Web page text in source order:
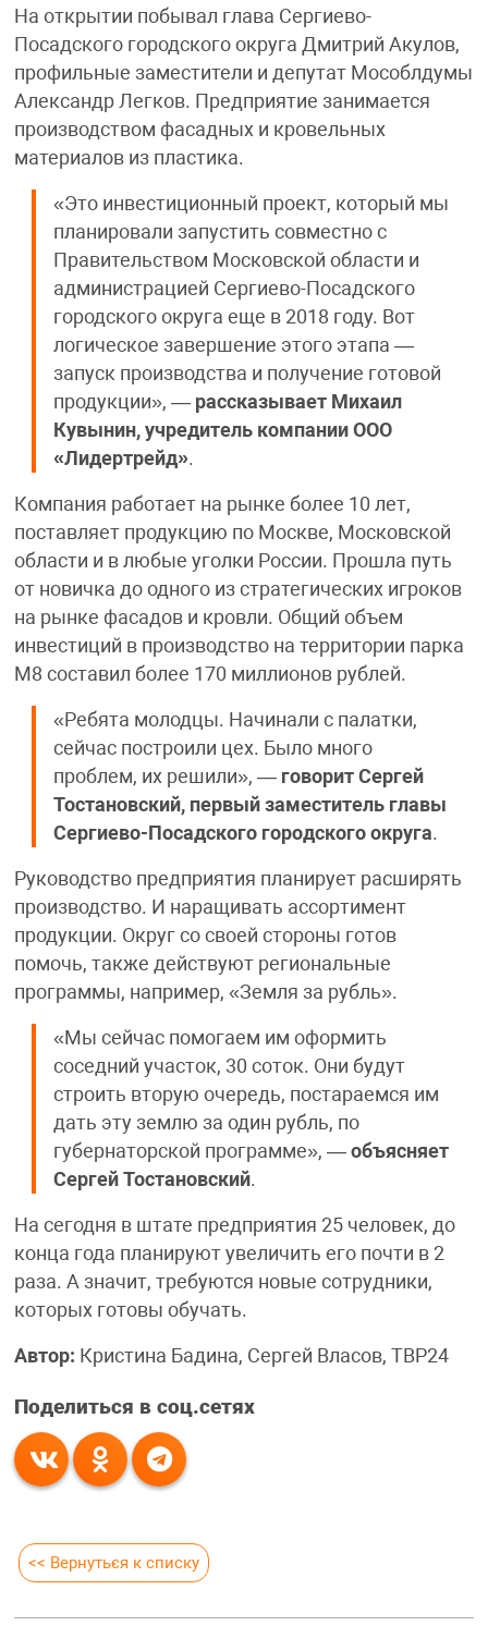
На открытии побывал глава Сергиево-
Посадского городского округа Дмитрий Акулов,
профильные заместители и депутат Мособлдумы
Александр Легков. Предприятие занимается
производством фасадных и кровельных
материалов из пластика.
«Это инвестиционный проект, который мы
планировали запустить совместно с
Правительством Московской области и
администрацией Сергиево-Посадского
городского округа еще в 2018 году. Вот
логическое завершение этого этапа —
запуск производства и получение готовой
продукции», — рассказывает Михаил
Кувынин, учредитель компании ООО
«Лидертрейд».
Компания работает на рынке более 10 лет,
поставляет продукцию по Москве, Московской
области и в любые уголки России. Прошла путь
от новичка до одного из стратегических игроков
на рынке фасадов и кровли. Общий объем
инвестиций в производство на территории парка
М8 составил более 170 миллионов рублей.
«Ребята молодцы. Начинали с палатки,
сейчас построили цех. Было много
проблем, их решили», — говорит Сергей
Тостановский, первый заместитель главы
Сергиево-Посадского городского округа.
Руководство предприятия планирует расширять
производство. И наращивать ассортимент
продукции. Округ со своей стороны готов
помочь, также действуют региональные
программы, например, «Земля за рубль».
«Мы сейчас помогаем им оформить
соседний участок, 30 соток. Они будут
строить вторую очередь, постараемся им
дать эту землю за один рубль, по
губернаторской программе», — объясняет
Сергей Тостановский.
На сегодня в штате предприятия 25 человек, до
конца года планируют увеличить его почти в 2
раза. А значит, требуются новые сотрудники,
которых готовы обучать.
Автор: Кристина Бадина, Сергей Власов, ТВР24
Поделиться в соц.сетях
<< Вернуться к списку